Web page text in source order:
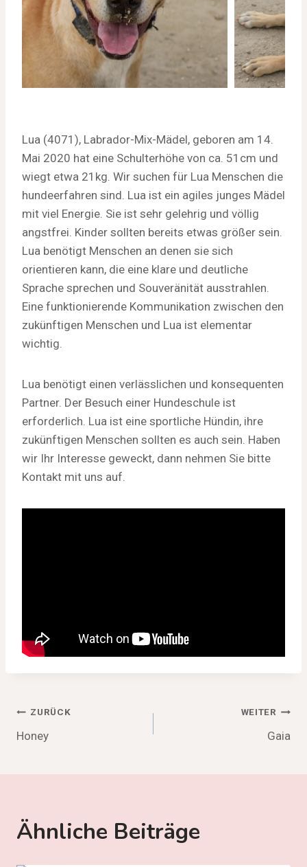
Lua (4071), Labrador-Mix-Mädel, geboren am 14.
Mai 2020 hat eine Schulterhöhe von ca. 51cm und
wiegt etwa 21kg. Wir suchen für Lua Menschen die
hundeerfahren sind. Lua ist ein agiles junges Mädel
mit viel Energie. Sie ist sehr gelehrig und völlig
angstfrei. Kinder sollten bereits etwas größer sein.
Lua benötigt Menschen an denen sie sich
orientieren kann, die eine klare und deutliche
Sprache sprechen und Souveränität ausstrahlen.
Eine funktionierende Kommunikation zwischen den
zukünftigen Menschen und Lua ist elementar
wichtig.
Lua benötigt einen verlässlichen und konsequenten
Partner. Der Besuch einer Hundeschule ist
erforderlich. Lua ist eine sportliche Hündin, ihre
zukünftigen Menschen sollten es auch sein. Haben
wir Ihr Interesse geweckt, dann nehmen Sie bitte
Kontakt mit uns auf.
Beitragsnavigation
ZURÜCK
Honey
WEITER
Gaia
Ähnliche Beiträge